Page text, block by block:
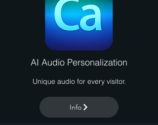
AI Audio Personalization
Unique audio for every visitor.
Info